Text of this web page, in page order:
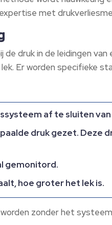
met
de druk in de leidingen
Er worden specifieke
af te sluiten
druk gezet. Deze
gemonitord.
hoe groter het lek is.
zonder het